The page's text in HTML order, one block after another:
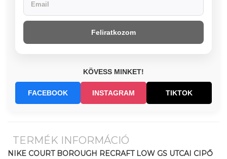
Feliratkozom
KÖVESS MINKET!
FACEBOOK INSTAGRAM TIKTOK
TERMÉK INFORMÁCIÓ
NIKE COURT BOROUGH RECRAFT LOW GS UTCAI CIPŐ